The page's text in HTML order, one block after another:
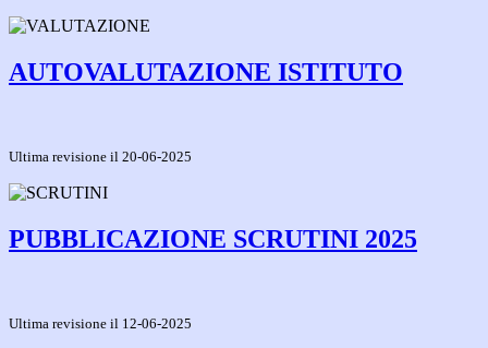
AUTOVALUTAZIONE ISTITUTO
Ultima revisione il 20-06-2025
PUBBLICAZIONE SCRUTINI 2025
Ultima revisione il 12-06-2025